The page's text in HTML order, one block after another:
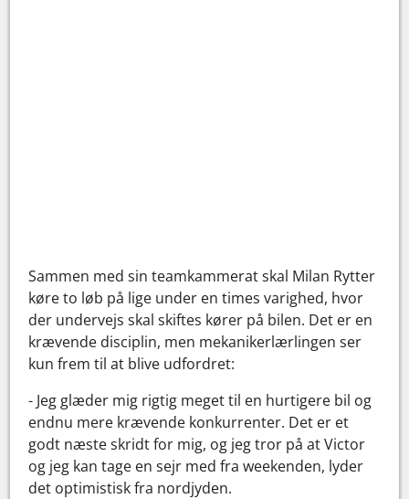
Sammen med sin teamkammerat skal Milan Rytter
køre to løb på lige under en times varighed, hvor
der undervejs skal skiftes kører på bilen. Det er en
krævende disciplin, men mekanikerlærlingen ser
kun frem til at blive udfordret:
- Jeg glæder mig rigtig meget til en hurtigere bil og
endnu mere krævende konkurrenter. Det er et
godt næste skridt for mig, og jeg tror på at Victor
og jeg kan tage en sejr med fra weekenden, lyder
det optimistisk fra nordjyden.